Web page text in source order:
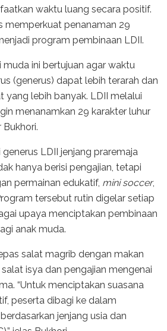
waktu luang secara positif.
memperkuat penanaman 29
program pembinaan LDII.
muda ini bertujuan agar waktu
(generus) dapat lebih terarah dan
yang lebih banyak. LDII melalui
menanamkan 29 karakter luhur
Bukhori.
LDII jenjang praremaja
hanya berisi pengajian, tetapi
permainan edukatif, mini soccer,
tersebut rutin digelar setiap
upaya menciptakan pembinaan
anak muda.
salat magrib dengan makan
isya dan pengajian mengenai
“Untuk menciptakan suasana
peserta dibagi ke dalam
jenjang usia dan